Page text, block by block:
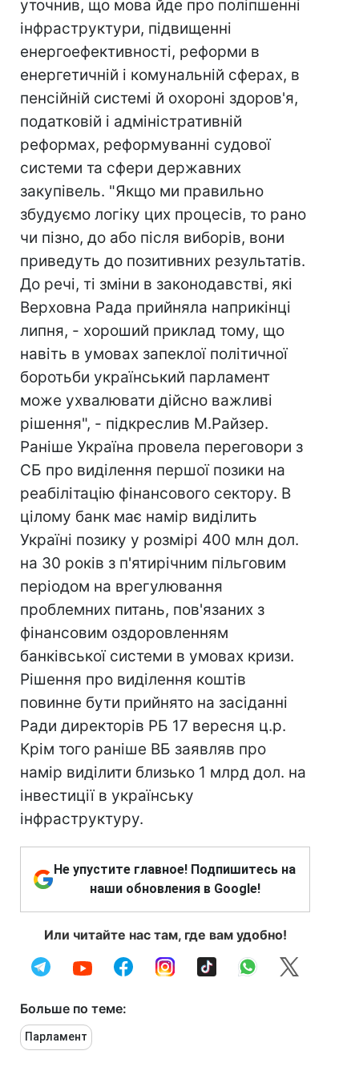
уточнив, що мова йде про поліпшенні
інфраструктури, підвищенні
енергоефективності, реформи в
енергетичній і комунальній сферах, в
пенсійній системі й охороні здоров'я,
податковій і адміністративній
реформах, реформуванні судової
системи та сфери державних
закупівель. "Якщо ми правильно
збудуємо логіку цих процесів, то рано
чи пізно, до або після виборів, вони
приведуть до позитивних результатів.
До речі, ті зміни в законодавстві, які
Верховна Рада прийняла наприкінці
липня, - хороший приклад тому, що
навіть в умовах запеклої політичної
боротьби український парламент
може ухвалювати дійсно важливі
рішення", - підкреслив М.Райзер.
Раніше Україна провела переговори з
СБ про виділення першої позики на
реабілітацію фінансового сектору. В
цілому банк має намір виділить
Україні позику у розмірі 400 млн дол.
на 30 років з п'ятирічним пільговим
періодом на врегулювання
проблемних питань, пов'язаних з
фінансовим оздоровленням
банківської системи в умовах кризи.
Рішення про виділення коштів
повинне бути прийнято на засіданні
Ради директорів РБ 17 вересня ц.р.
Крім того раніше ВБ заявляв про
намір виділити близько 1 млрд дол. на
інвестиції в українську
інфраструктуру.
Не упустите главное! Подпишитесь на
наши обновления в Google!
Или читайте нас там, где вам удобно!
Больше по теме:
Парламент